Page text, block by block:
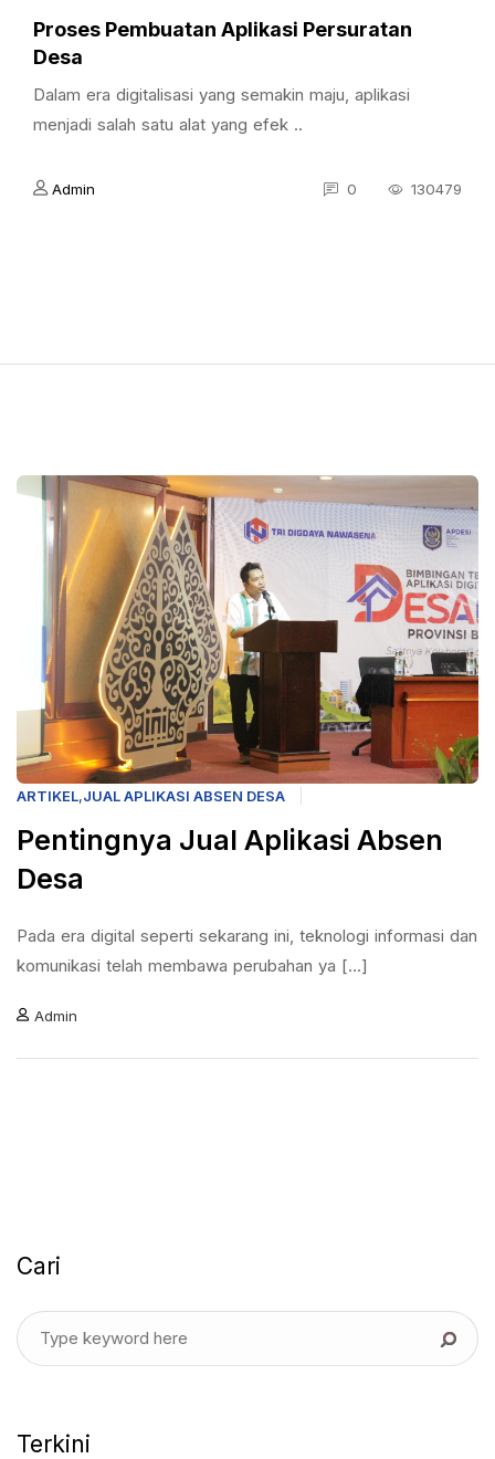
Proses Pembuatan Aplikasi Persuratan
Desa
Dalam era digitalisasi yang semakin maju, aplikasi
menjadi salah satu alat yang efek ..
Admin 0 130479
ARTIKEL,JUAL APLIKASI ABSEN DESA
Pentingnya Jual Aplikasi Absen
Desa
Pada era digital seperti sekarang ini, teknologi informasi dan
komunikasi telah membawa perubahan ya [...]
Admin
Cari
Terkini